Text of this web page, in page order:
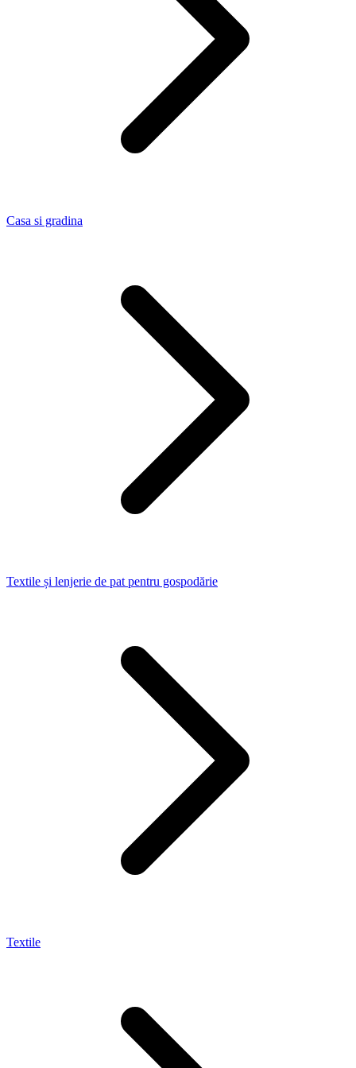
Casa si gradina
Textile și lenjerie de pat pentru gospodărie
Textile